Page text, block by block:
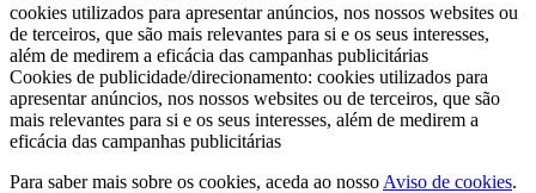
cookies utilizados para apresentar anúncios, nos nossos websites ou
de terceiros, que são mais relevantes para si e os seus interesses,
além de medirem a eficácia das campanhas publicitárias
Cookies de publicidade/direcionamento: cookies utilizados para
apresentar anúncios, nos nossos websites ou de terceiros, que são
mais relevantes para si e os seus interesses, além de medirem a
eficácia das campanhas publicitárias
Para saber mais sobre os cookies, aceda ao nosso Aviso de cookies.